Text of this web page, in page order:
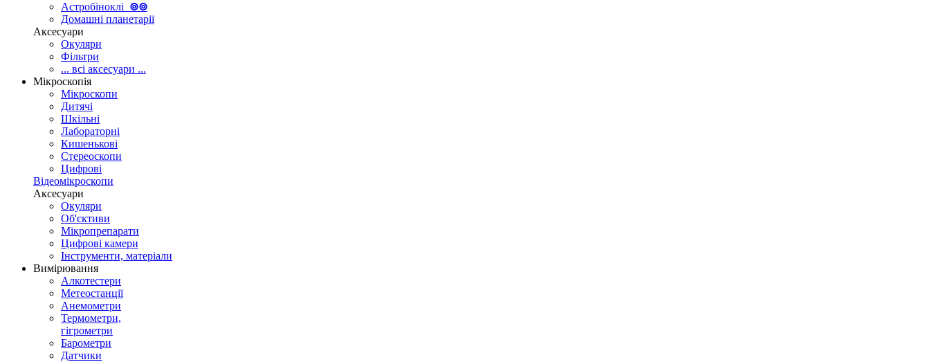
Астробіноклі ⊚⊚
Домашні планетарії
Аксесуари
Окуляри
Фільтри
... всі аксесуари ...
Мікроскопія
Мікроскопи
Дитячі
Шкільні
Лабораторні
Кишенькові
Стереоскопи
Цифрові
Відеомікроскопи
Аксесуари
Окуляри
Об'єктиви
Мікропрепарати
Цифрові камери
Інструменти, матеріали
Вимірювання
Алкотестери
Метеостанції
Анемометри
Термометри,
гігрометри
Барометри
Датчики